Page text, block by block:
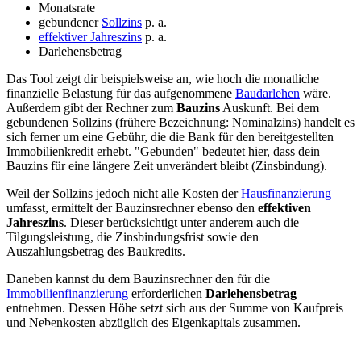
Monatsrate
gebundener Sollzins p. a.
effektiver Jahreszins p. a.
Darlehensbetrag
Das Tool zeigt dir beispielsweise an, wie hoch die monatliche
finanzielle Belastung für das aufgenommene Baudarlehen wäre.
Außerdem gibt der Rechner zum Bauzins Auskunft. Bei dem
gebundenen Sollzins (frühere Bezeichnung: Nominalzins) handelt es
sich ferner um eine Gebühr, die die Bank für den bereitgestellten
Immobilienkredit erhebt. "Gebunden" bedeutet hier, dass dein
Bauzins für eine längere Zeit unverändert bleibt (Zinsbindung).
Weil der Sollzins jedoch nicht alle Kosten derHausfinanzierung
umfasst, ermittelt der Bauzinsrechner ebenso den effektiven
Jahreszins. Dieser berücksichtigt unter anderem auch die
Tilgungsleistung, die Zinsbindungsfrist sowie den
Auszahlungsbetrag des Baukredits.
Daneben kannst du dem Bauzinsrechner den für die
Immobilienfinanzierung erforderlichen Darlehensbetrag
entnehmen. Dessen Höhe setzt sich aus der Summe von Kaufpreis
und Nebenkosten abzüglich des Eigenkapitals zusammen.